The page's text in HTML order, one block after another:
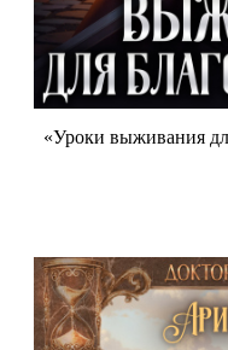
«Уроки выживания